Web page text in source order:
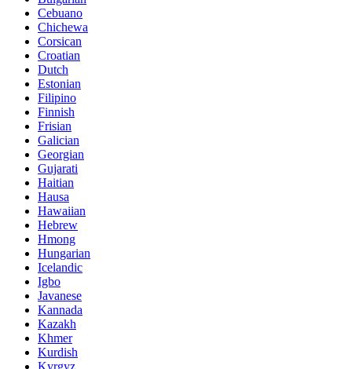
Cebuano
Chichewa
Corsican
Croatian
Dutch
Estonian
Filipino
Finnish
Frisian
Galician
Georgian
Gujarati
Haitian
Hausa
Hawaiian
Hebrew
Hmong
Hungarian
Icelandic
Igbo
Javanese
Kannada
Kazakh
Khmer
Kurdish
Kyrgyz